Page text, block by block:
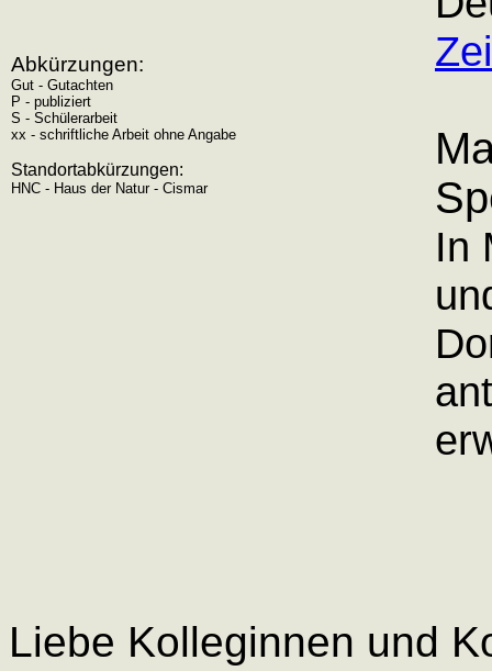
Abkürzungen:
Gut - Gutachten
P - publiziert
S - Schülerarbeit
xx - schriftliche Arbeit ohne Angabe
Standortabkürzungen:
HNC - Haus der Natur - Cismar
In
Liebe Kolleginnen und